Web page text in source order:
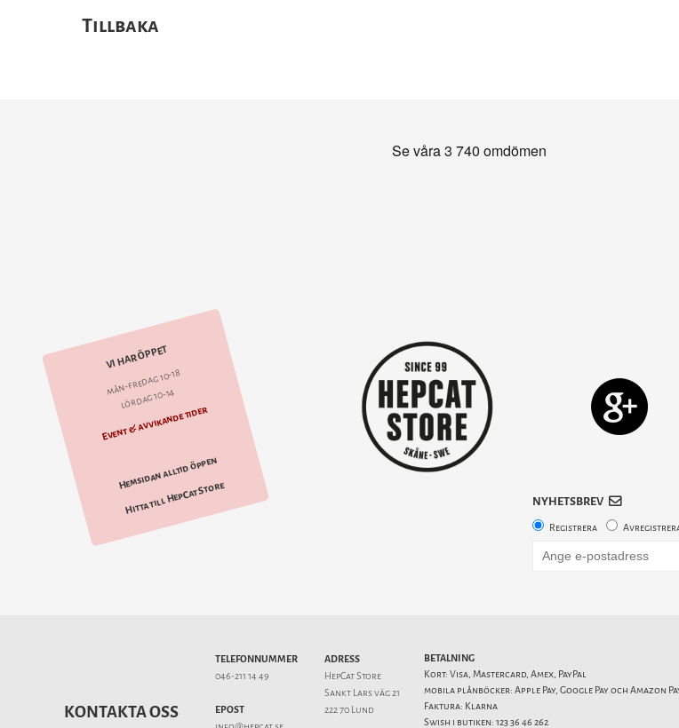
Tillbaka
VI HAR ÖPPET
mån-fredag 10-18
lördag 10-14
Event & avvikande tider
Hemsidan alltid öppen
Hitta till HepCat Store NYHETSBREV
Registrera
KONTAKTA OSS
TELEFONNUMMER
046-211 14 49
EPOST
ADRESS
HepCat Store
Sankt Lars väg 21
222 70 Lund
BETALNING
Kort: Visa, Mastercard, Amex, PayPal
mobila plånböcker: Apple Pay, Google Pay och Amazon
Faktura: Klarna
Swish i butiken: 123 36 46 262